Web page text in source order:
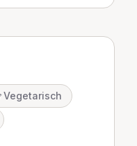
Vegetarisch